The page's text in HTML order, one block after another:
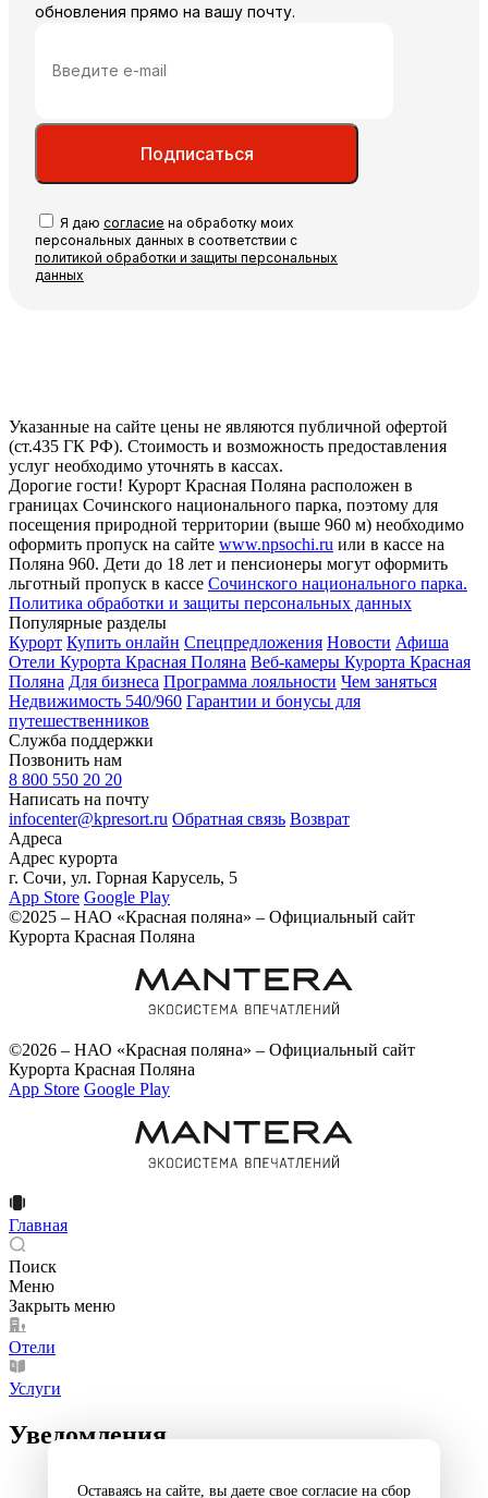
обновления прямо на вашу почту.
Подписаться
Я даю согласие на обработку моих
персональных данных в соответствии с
политикой обработки и защиты персональных
данных
Указанные на сайте цены не являются публичной офертой
(ст.435 ГК РФ). Стоимость и возможность предоставления
услуг необходимо уточнять в кассах.
Дорогие гости! Курорт Красная Поляна расположен в
границах Сочинского национального парка, поэтому для
посещения природной территории (выше 960 м) необходимо
оформить пропуск на сайте www.npsochi.ru или в кассе на
Поляна 960. Дети до 18 лет и пенсионеры могут оформить
льготный пропуск в кассе Сочинского национального парка.
Политика обработки и защиты персональных данных
Популярные разделы
Курорт Купить онлайн Спецпредложения Новости Афиша
Отели Курорта Красная Поляна Веб-камеры Курорта Красная
Поляна Для бизнеса Программа лояльности Чем заняться
Недвижимость 540/960 Гарантии и бонусы для
путешественников
Служба поддержки
Позвонить нам
8 800 550 20 20
Написать на почту
infocenter@kpresort.ru Обратная связь Возврат
Адреса
Адрес курорта
г. Сочи, ул. Горная Карусель, 5
App Store Google Play
©2025 – НАО «Красная поляна» – Официальный сайт
Курорта Красная Поляна
©2026 – НАО «Красная поляна» – Официальный сайт
Курорта Красная Поляна
App Store Google Play
Главная
Поиск
Меню
Закрыть меню
Отели
Услуги
Оставаясь на сайте, вы даете свое согласие на сбор
Уведомления